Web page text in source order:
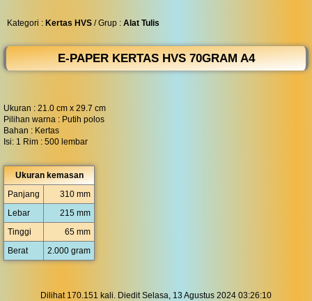
Kategori : Kertas HVS / Grup : Alat Tulis
E-PAPER KERTAS HVS 70GRAM A4
Ukuran : 21.0 cm x 29.7 cm
Pilihan warna : Putih polos
Bahan : Kertas
Isi: 1 Rim : 500 lembar
Ukuran kemasan
Panjang
310 mm
Lebar
215 mm
Tinggi
65 mm
Berat
2.000 gram
Dilihat 170.151 kali. Diedit Selasa, 13 Agustus 2024 03:26:10